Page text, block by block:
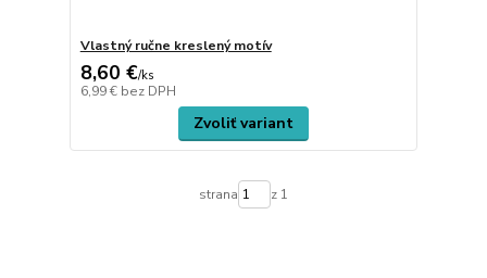
Vlastný ručne kreslený motív
8,60 €/ks
6,99 € bez DPH
Zvoliť variant
strana z 1